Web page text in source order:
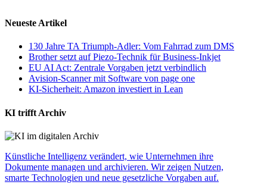
Neueste Artikel
130 Jahre TA Triumph-Adler: Vom Fahrrad zum DMS
Brother setzt auf Piezo-Technik für Business-Inkjet
EU AI Act: Zentrale Vorgaben jetzt verbindlich
Avision-Scanner mit Software von page one
KI-Sicherheit: Amazon investiert in Lean
KI trifft Archiv
Künstliche Intelligenz verändert, wie Unternehmen ihre
Dokumente managen und archivieren. Wir zeigen Nutzen,
smarte Technologien und neue gesetzliche Vorgaben auf.